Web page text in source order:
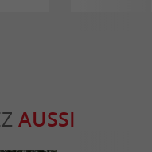
AUSSI